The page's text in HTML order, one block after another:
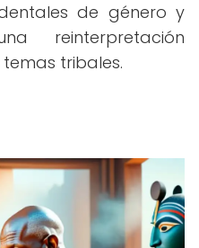
de género y
reinterpretación
tribales.